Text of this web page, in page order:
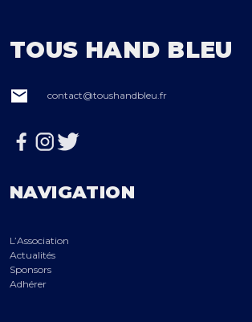
TOUS HAND BLEU
contact@toushandbleu.fr
NAVIGATION
L’Association
Actualités
Sponsors
Adhérer